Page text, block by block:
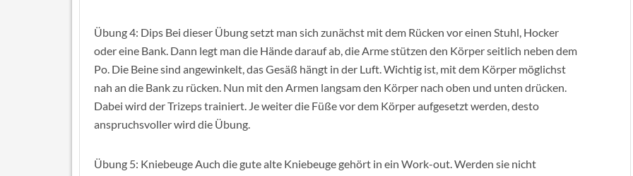
Übung 4: Dips Bei dieser Übung setzt man sich zunächst mit dem Rücken vor einen Stuhl, Hocker
oder eine Bank. Dann legt man die Hände darauf ab, die Arme stützen den Körper seitlich neben dem
Po. Die Beine sind angewinkelt, das Gesäß hängt in der Luft. Wichtig ist, mit dem Körper möglichst
nah an die Bank zu rücken. Nun mit den Armen langsam den Körper nach oben und unten drücken.
Dabei wird der Trizeps trainiert. Je weiter die Füße vor dem Körper aufgesetzt werden, desto
anspruchsvoller wird die Übung.
Übung 5: Kniebeuge Auch die gute alte Kniebeuge gehört in ein Work-out. Werden sie nicht